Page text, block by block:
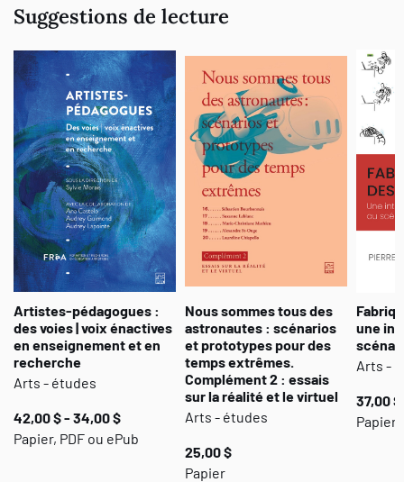
Suggestions de lecture
Artistes-pédagogues :
des voies | voix énactives
en enseignement et en
recherche
Arts - études
42,00 $ - 34,00 $
Papier, PDF ou ePub
Nous sommes tous des
astronautes : scénarios
et prototypes pour des
temps extrêmes.
Complément 2 : essais
sur la réalité et le virtuel
Arts - études
25,00 $
Papier
une
Arts -
37,00
Papier,